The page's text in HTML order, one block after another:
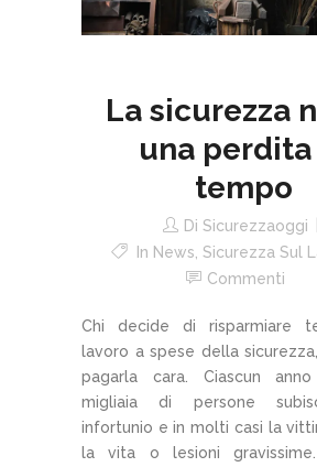
La sicurezza
una perdita
tempo
Di Sicurezzaoggi
In News Sicurezza Sul
Commenti
Chi decide di risparmiare
lavoro a spese della
pagarla cara. Ciascun
migliaia di persone
infortunio e in molti casi la
la vita o lesioni